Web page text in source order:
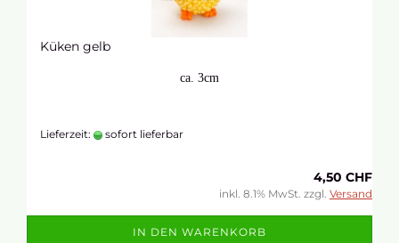
Küken gelb
ca. 3cm
Lieferzeit: sofort lieferbar
4,50 CHF
inkl. 8.1% MwSt. zzgl. Versand
IN DEN WARENKORB